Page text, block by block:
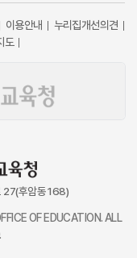
이용안내
누리집개선의견
도
27(후암동 168)
OF EDUCATION. ALL